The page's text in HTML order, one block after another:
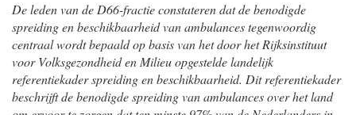
De leden van de D66-fractie constateren dat de benodigde
spreiding en beschikbaarheid van ambulances tegenwoordig
centraal wordt bepaald op basis van het door het Rijksinstituut
voor Volksgezondheid en Milieu opgestelde landelijk
referentiekader spreiding en beschikbaarheid. Dit referentiekader
beschrijft de benodigde spreiding van ambulances over het land